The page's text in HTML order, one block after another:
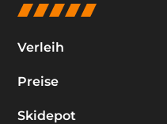
Verleih
Preise
Skidepot